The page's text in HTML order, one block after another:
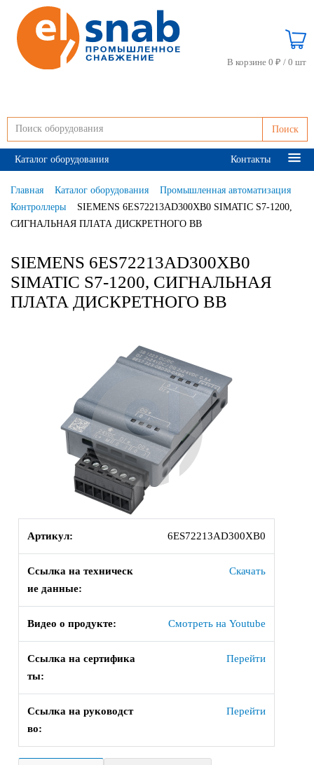
Поиск
В корзине 0 ₽ / 0 шт
Каталог оборудования Контакты
Главная Каталог оборудования
Промышленная автоматизация
Контроллеры
SIEMENS 6ES72213AD300XB0 SIMATIC S7-1200,
СИГНАЛЬНАЯ ПЛАТА ДИСКРЕТНОГО ВВ
SIEMENS 6ES72213AD300XB0
SIMATIC S7-1200, СИГНАЛЬНАЯ
ПЛАТА ДИСКРЕТНОГО ВВ
Артикул: 6ES72213AD300XB0
Ссылка на техническ
ие данные:
Скачать
Видео о продукте: Смотреть на Youtube
Ссылка на сертифика
ты:
Перейти
Ссылка на руководст
во:
Перейти